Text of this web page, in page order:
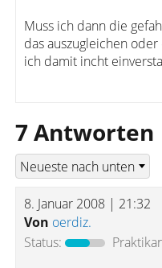
Muss ich dann die
das auszugleichen
ich damit incht
7 Antworten
8. Januar 2008 | 21:32
Von oerdiz.
Status: